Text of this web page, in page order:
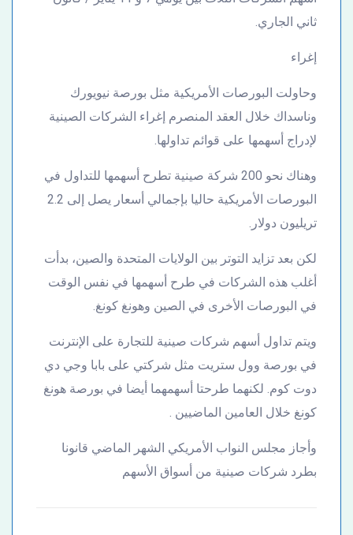
ثاني الجاري.
إغراء
وحاولت البورصات الأمريكية مثل بورصة نيويورك
وناسداك خلال العقد المنصرم إغراء الشركات الصينية
لإدراج أسهمها على قوائم تداولها.
وهناك نحو 200 شركة صينية تطرح أسهمها للتداول في
البورصات الأمريكية حاليا بإجمالي أسعار يصل إلى 2.2
تريليون دولار.
لكن بعد تزايد التوتر بين الولايات المتحدة والصين، بدأت
أغلب هذه الشركات في طرح أسهمها في نفس الوقت
في البورصات الأخرى في الصين وهونغ كونغ.
ويتم تداول أسهم شركات صينية للتجارة على الإنترنت
في بورصة وول ستريت مثل شركتي على بابا وجي دي
دوت كوم. لكنهما طرحتا أسهمهما أيضا في بورصة هونغ
كونغ خلال العامين الماضيين .
وأجاز مجلس النواب الأمريكي الشهر الماضي قانونا
بطرد شركات صينية من أسواق الأسهم